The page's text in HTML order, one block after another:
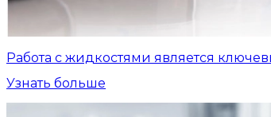
Работа с жидкостями является
Узнать больше